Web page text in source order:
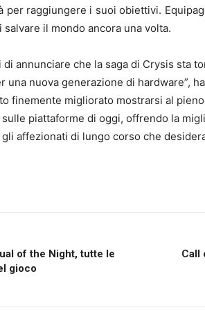
per raggiungere i suoi obiettivi.
il mondo ancora una volta.
di annunciare che la saga di Crysis sta
una nuova generazione di hardware”,
finemente migliorato mostrarsi al
piattaforme di oggi, offrendo la
affezionati di lungo corso che
of the Night, tutte le
gioco
Call